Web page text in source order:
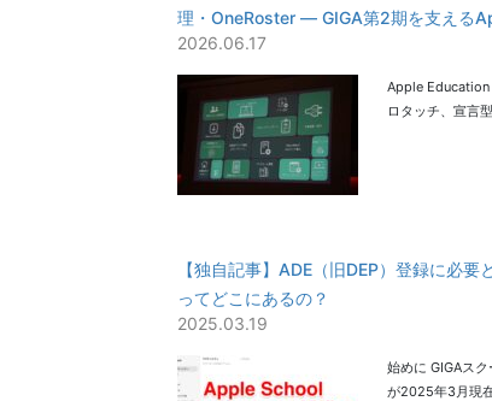
理・OneRoster ― GIGA第2期を支える
2026.06.17
Apple Education
ロタッチ、宣言
【独自記事】ADE（旧DEP）登録に必
ってどこにあるの？
2025.03.19
始めに GIGAス
が2025年3月現